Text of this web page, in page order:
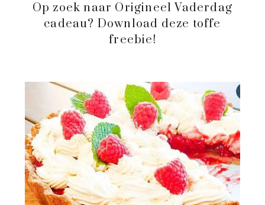
Op zoek naar Origineel Vaderdag
cadeau? Download deze toffe
freebie!